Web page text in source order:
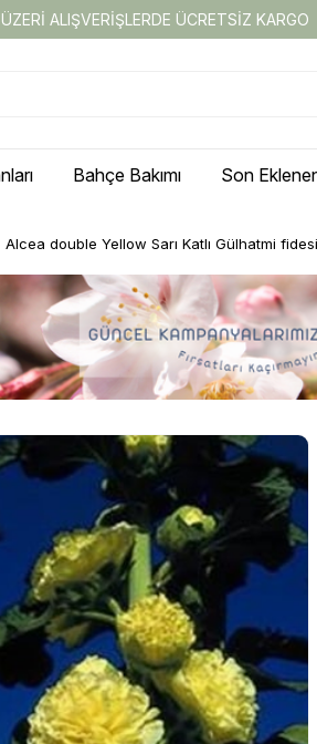
ALIŞVERİŞLERDE ÜCRETSİZ KARGO
Bahçe Bakımı Son
Alcea double Yellow Sarı Katlı Gülhatmi fidesi